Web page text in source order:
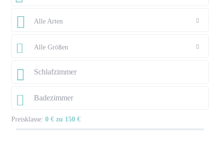
Alle Arten
Alle Größen
Preisklasse: 0 € zu 150 €